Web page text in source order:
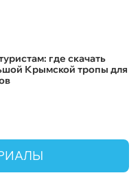
где скачать
Крымской тропы для